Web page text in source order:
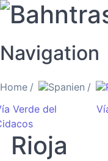
Navigation
Home Spanien
Verde del
Rioja